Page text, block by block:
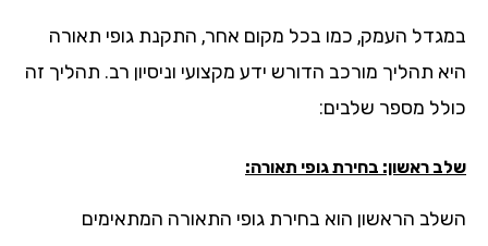
העמק, כמו בכל מקום אחר, התקנת גופי תאורה
תהליך מורכב הדורש ידע מקצועי וניסיון רב. תהליך זה
מספר שלבים:
ראשון: בחירת גופי תאורה:
הראשון הוא בחירת גופי התאורה המתאימים